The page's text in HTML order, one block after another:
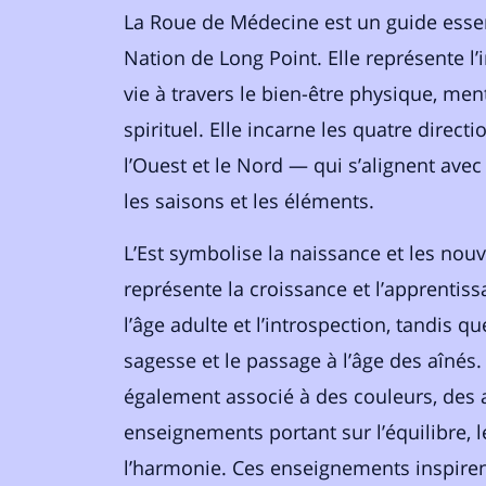
La Roue de Médecine est un guide
Nation de Long Point. Elle représente
vie à travers le bien-être physique,
spirituel. Elle incarne les quatre
l’Ouest et le Nord — qui s’alignent
les saisons et les éléments.
L’Est symbolise la naissance et les
représente la croissance et
l’âge adulte et l’introspection, tandis
sagesse et le passage à l’âge des
également associé à des couleurs, des
enseignements portant sur l’équilibre,
l’harmonie. Ces enseignements